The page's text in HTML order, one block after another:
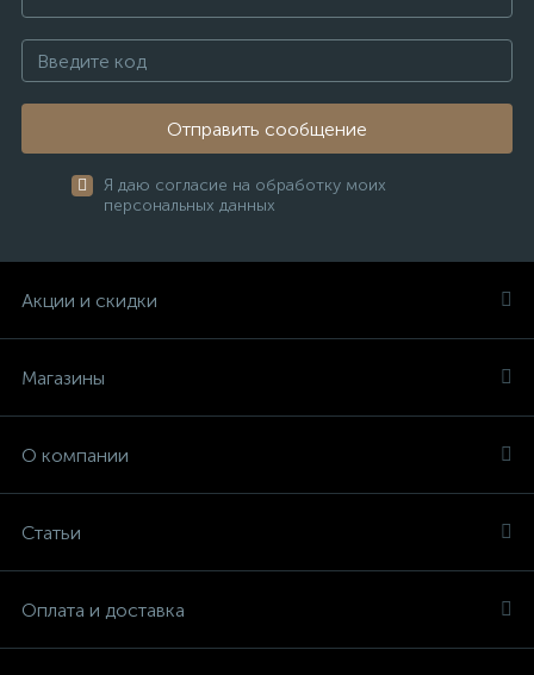
Отправить сообщение
Я даю согласие на обработку моих
персональных данных
Акции и скидки
Магазины
О компании
Статьи
Оплата и доставка